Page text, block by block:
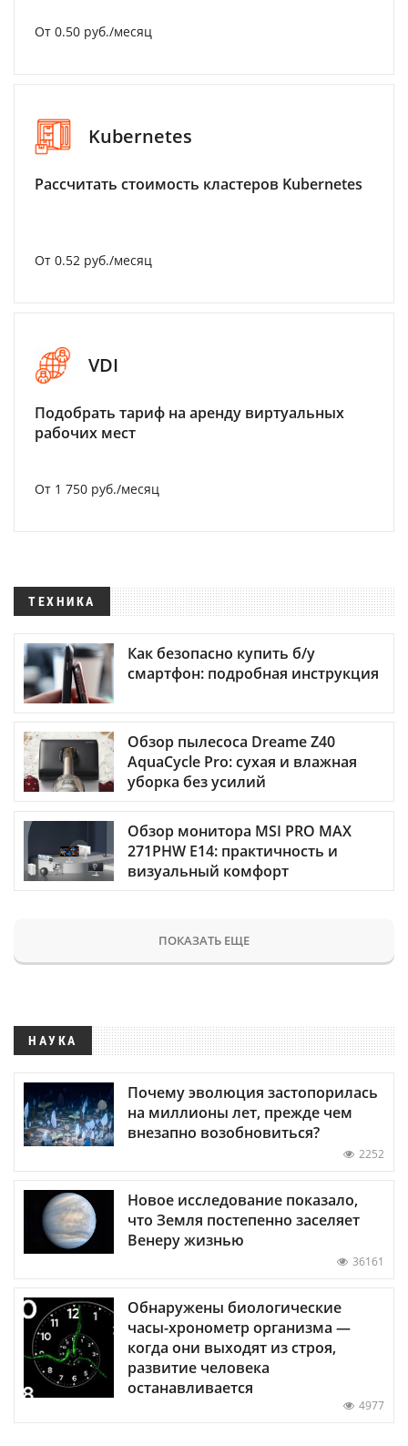
От 0.50 руб./месяц
Kubernetes
Рассчитать стоимость кластеров Kubernetes
От 0.52 руб./месяц
VDI
Подобрать тариф на аренду виртуальных
рабочих мест
От 1 750 руб./месяц
ТЕХНИКА
Как безопасно купить б/у
смартфон: подробная инструкция
Обзор пылесоса Dreame Z40
AquaCycle Pro: сухая и влажная
уборка без усилий
Обзор монитора MSI PRO MAX
271PHW E14: практичность и
визуальный комфорт
ПОКАЗАТЬ ЕЩЕ
НАУКА
Почему эволюция застопорилась
на миллионы лет, прежде чем
внезапно возобновиться?
2252
Новое исследование показало,
что Земля постепенно заселяет
Венеру жизнью
36161
Обнаружены биологические
часы-хронометр организма —
когда они выходят из строя,
развитие человека
останавливается
4977